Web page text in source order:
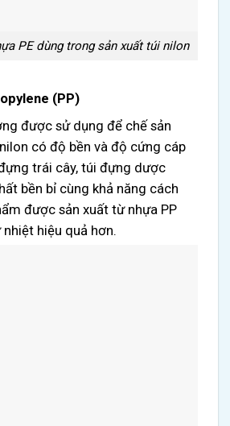
PE dùng trong sản xuất túi nilon
(PP)
được sử dụng để chế sản
có độ bền và độ cứng cáp
trái cây, túi đựng dược
bền bỉ cùng khả năng cách
được sản xuất từ nhựa PP
hiệu quả hơn.